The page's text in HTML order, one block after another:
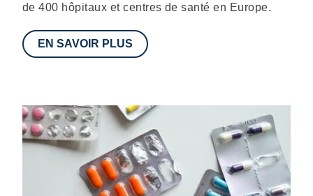
de 400 hôpitaux et centres de santé en Europe.
EN SAVOIR PLUS